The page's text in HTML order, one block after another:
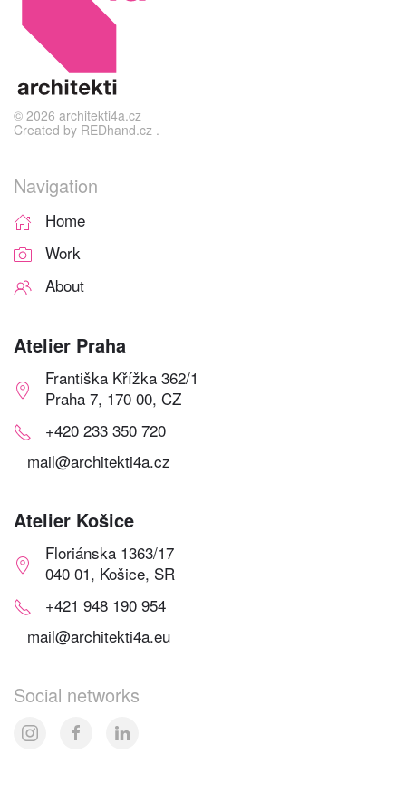
© 2026 architekti4a.cz
Created by REDhand.cz .
Navigation
Home
Work
About
Atelier Praha
Františka Křížka 362/1
Praha 7, 170 00, CZ
+420 233 350 720
mail@architekti4a.cz
Atelier Košice
Floriánska 1363/17
040 01, Košice, SR
+421 948 190 954
mail@architekti4a.eu
Social networks